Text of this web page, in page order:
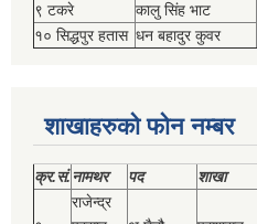
९ टकरे कालु सिंह भाट
१० सिद्धपुर हतास धन बहादुर कुवर
शाखाहरुको फोन नम्बर
क्र.सं.नामथर पद शाखा
राजेन्द्र